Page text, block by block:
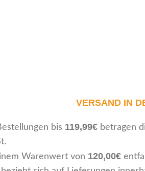
VERSAND IN
bis 119,99€ betragen
Warenwert von 120,00€